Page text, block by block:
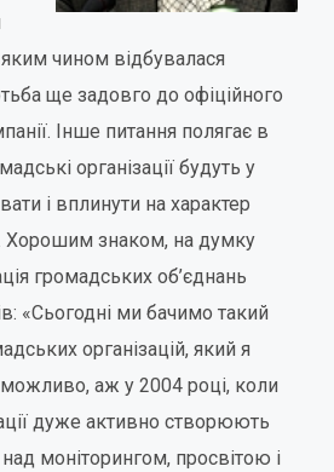
яким чином відбувалася
ще задовго до офіційного
Інше питання полягає в
організації будуть у
і вплинути на характер
Хорошим знаком, на думку
громадських об’єднань
«Сьогодні ми бачимо такий
організацій, який я
можливо, аж у 2004 році, коли
дуже активно створюють
моніторингом, просвітою і